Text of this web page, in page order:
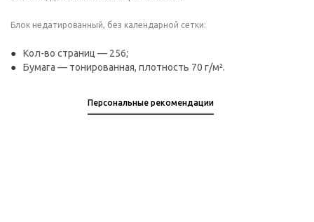
Блок недатированный, без календарной сетки:
Кол-во страниц — 256;
Бумага — тонированная, плотность 70 г/м².
Персональные рекомендации